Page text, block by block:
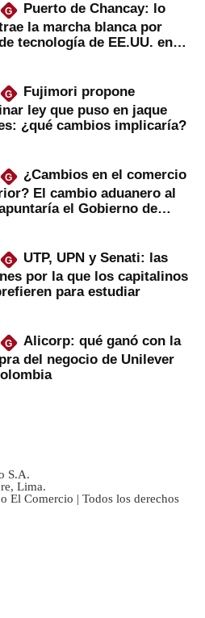
G
Puerto de Chancay: lo
la marcha blanca por
tecnología de EE.UU. en
G
Fujimori propone
ley que puso en jaque
¿qué cambios implicaría?
G
¿Cambios en el comercio
El cambio aduanero al
el Gobierno de
G
UTP, UPN y Senati: las
por la que los capitalinos
para estudiar
G
Alicorp: qué ganó con la
del negocio de Unilever
S.A.
Lima.
El Comercio | Todos los derechos